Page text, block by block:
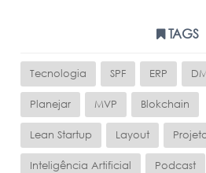
TAGS
Tecnologia SPF ERP
Planejar MVP Blokchain
Lean Startup Layout
Inteligência Artificial Podcast